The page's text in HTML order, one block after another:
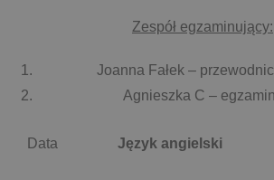
Zespół egzaminujący:
Joanna Fałek –
Agnieszka C –
Data Język angielski